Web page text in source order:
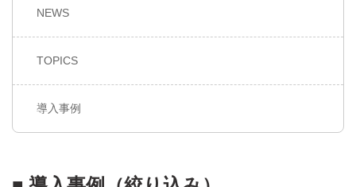
NEWS
TOPICS
導入事例